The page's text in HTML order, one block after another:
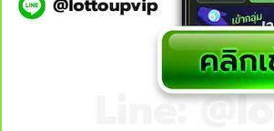
ทุกหวย แทงได้ทั้งวัน ลองเลย LottoVIPเท่านั้น
รรณ รูปแบบอื่นๆพ